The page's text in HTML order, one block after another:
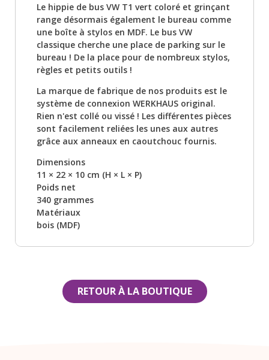
Le hippie de bus VW T1 vert coloré et grinçant
range désormais également le bureau comme
une boîte à stylos en MDF. Le bus VW
classique cherche une place de parking sur le
bureau ! De la place pour de nombreux stylos,
règles et petits outils !
La marque de fabrique de nos produits est le
système de connexion WERKHAUS original.
Rien n'est collé ou vissé ! Les différentes pièces
sont facilement reliées les unes aux autres
grâce aux anneaux en caoutchouc fournis.
Dimensions
11 × 22 × 10 cm (H × L × P)
Poids net
340 grammes
Matériaux
bois (MDF)
RETOUR À LA BOUTIQUE